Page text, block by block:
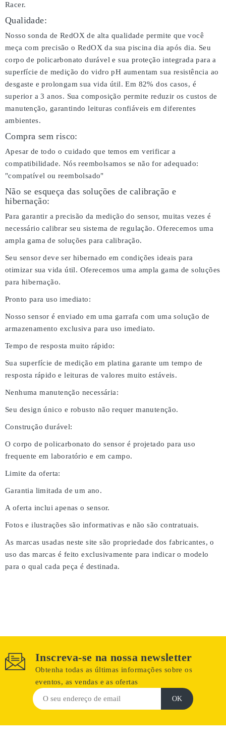
Racer.
Qualidade:
Nosso sonda de RedOX de alta qualidade permite que você
meça com precisão o RedOX da sua piscina dia após dia. Seu
corpo de policarbonato durável e sua proteção integrada para a
superfície de medição do vidro pH aumentam sua resistência ao
desgaste e prolongam sua vida útil. Em 82% dos casos, é
superior a 3 anos. Sua composição permite reduzir os custos de
manutenção, garantindo leituras confiáveis em diferentes
ambientes.
Compra sem risco:
Apesar de todo o cuidado que temos em verificar a
compatibilidade. Nós reembolsamos se não for adequado:
"compatível ou reembolsado"
Não se esqueça das soluções de calibração e
hibernação:
Para garantir a precisão da medição do sensor, muitas vezes é
necessário calibrar seu sistema de regulação. Oferecemos uma
ampla gama de soluções para calibração.
Seu sensor deve ser hibernado em condições ideais para
otimizar sua vida útil. Oferecemos uma ampla gama de soluções
para hibernação.
Pronto para uso imediato:
Nosso sensor é enviado em uma garrafa com uma solução de
armazenamento exclusiva para uso imediato.
Tempo de resposta muito rápido:
Sua superfície de medição em platina garante um tempo de
resposta rápido e leituras de valores muito estáveis.
Nenhuma manutenção necessária:
Seu design único e robusto não requer manutenção.
Construção durável:
O corpo de policarbonato do sensor é projetado para uso
frequente em laboratório e em campo.
Limite da oferta:
Garantia limitada de um ano.
A oferta inclui apenas o sensor.
Fotos e ilustrações são informativas e não são contratuais.
As marcas usadas neste site são propriedade dos fabricantes, o
uso das marcas é feito exclusivamente para indicar o modelo
para o qual cada peça é destinada.
Inscreva-se na nossa newsletter
Obtenha todas as últimas informações sobre os
eventos, as vendas e as ofertas